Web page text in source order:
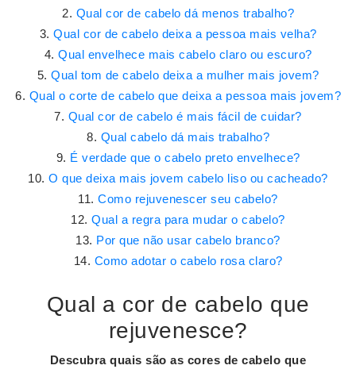
Qual cor de cabelo dá menos trabalho?
Qual cor de cabelo deixa a pessoa mais velha?
Qual envelhece mais cabelo claro ou escuro?
Qual tom de cabelo deixa a mulher mais jovem?
Qual o corte de cabelo que deixa a pessoa mais jovem?
Qual cor de cabelo é mais fácil de cuidar?
Qual cabelo dá mais trabalho?
É verdade que o cabelo preto envelhece?
O que deixa mais jovem cabelo liso ou cacheado?
Como rejuvenescer seu cabelo?
Qual a regra para mudar o cabelo?
Por que não usar cabelo branco?
Como adotar o cabelo rosa claro?
Qual a cor de cabelo que
rejuvenesce?
Descubra quais são as cores de cabelo que